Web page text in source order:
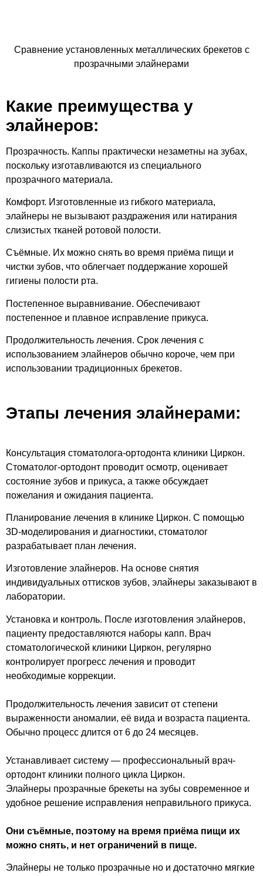
Сравнение установленных металлических брекетов с
прозрачными элайнерами
Какие преимущества у
элайнеров:
Прозрачность. Каппы практически незаметны на зубах,
поскольку изготавливаются из специального
прозрачного материала.
Комфорт. Изготовленные из гибкого материала,
элайнеры не вызывают раздражения или натирания
слизистых тканей ротовой полости.
Съёмные. Их можно снять во время приёма пищи и
чистки зубов, что облегчает поддержание хорошей
гигиены полости рта.
Постепенное выравнивание. Обеспечивают
постепенное и плавное исправление прикуса.
Продолжительность лечения. Срок лечения с
использованием элайнеров обычно короче, чем при
использовании традиционных брекетов.
Этапы лечения элайнерами:
Консультация стоматолога-ортодонта клиники Циркон.
Стоматолог-ортодонт проводит осмотр, оценивает
состояние зубов и прикуса, а также обсуждает
пожелания и ожидания пациента.
Планирование лечения в клинике Циркон. С помощью
3D-моделирования и диагностики, стоматолог
разрабатывает план лечения.
Изготовление элайнеров. На основе снятия
индивидуальных оттисков зубов, элайнеры заказывают в
лаборатории.
Установка и контроль. После изготовления элайнеров,
пациенту предоставляются наборы капп. Врач
стоматологической клиники Циркон, регулярно
контролирует прогресс лечения и проводит
необходимые коррекции.
Продолжительность лечения зависит от степени
выраженности аномалии, её вида и возраста пациента.
Обычно процесс длится от 6 до 24 месяцев.
Устанавливает систему — профессиональный врач-
ортодонт клиники полного цикла Циркон.
Элайнеры прозрачные брекеты на зубы современное и
удобное решение исправления неправильного прикуса.
Они съёмные, поэтому на время приёма пищи их
можно снять, и нет ограничений в пище.
Элайнеры не только прозрачные но и достаточно мягкие